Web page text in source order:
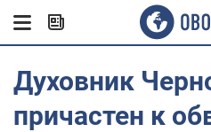
Духовник
причастен к